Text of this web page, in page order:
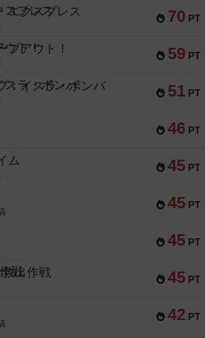
70 PT
エクスプレス
59 PT
ブアウト！
51 PT
：イスラ・ボンバ
46 PT
45 PT
ム
45 PT
45 PT
45 PT
救出作戦
42 PT